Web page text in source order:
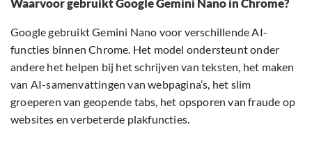
Waarvoor gebruikt Google Gemini Nano in Chrome?
Google gebruikt Gemini Nano voor verschillende AI-
functies binnen Chrome. Het model ondersteunt onder
andere het helpen bij het schrijven van teksten, het maken
van AI-samenvattingen van webpagina’s, het slim
groeperen van geopende tabs, het opsporen van fraude op
websites en verbeterde plakfuncties.